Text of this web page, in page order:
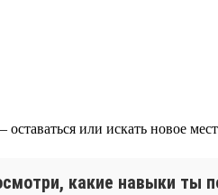
или искать новое
какие навыки ты